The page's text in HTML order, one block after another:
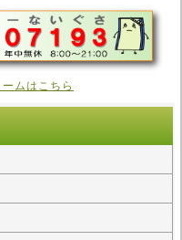
にきました
ムはこちら